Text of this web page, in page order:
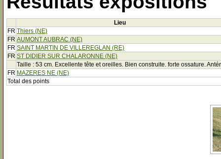
Lieu
FR Thiers (NE)
FR AUMONT AUBRAC (NE)
FR SAINT MARTIN DE VILLEREGLAN (RE)
FR ST DIDIER SUR CHALARONNE (NE)
Taille : 53 cm. Excellente tête et oreilles. Bien construite. forte ossature.
FR MAZERES NE (NE)
Total des points